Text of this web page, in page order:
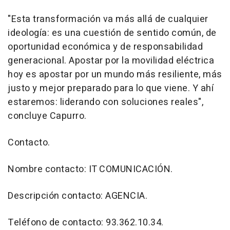
"Esta transformación va más allá de cualquier
ideología: es una cuestión de sentido común, de
oportunidad económica y de responsabilidad
generacional. Apostar por la movilidad eléctrica
hoy es apostar por un mundo más resiliente, más
justo y mejor preparado para lo que viene. Y ahí
estaremos: liderando con soluciones reales",
concluye Capurro.
Contacto.
Nombre contacto: IT COMUNICACIÓN.
Descripción contacto: AGENCIA.
Teléfono de contacto: 93.362.10.34.